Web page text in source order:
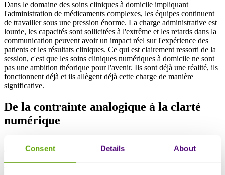
Consent Details About
Dans le domaine des soins cliniques à domicile impliquant
l'administration de médicaments complexes, les équipes continuent
de travailler sous une pression énorme. La charge administrative est
lourde, les capacités sont sollicitées à l'extrême et les retards dans la
communication peuvent avoir un impact réel sur l'expérience des
patients et les résultats cliniques. Ce qui est clairement ressorti de la
session, c'est que les soins cliniques numériques à domicile ne sont
pas une ambition théorique pour l'avenir. Ils sont déjà une réalité, ils
fonctionnent déjà et ils allègent déjà cette charge de manière
significative.
De la contrainte analogique à la clarté
numérique
de soins cliniques à domicile du NHS reposaient sur des processus